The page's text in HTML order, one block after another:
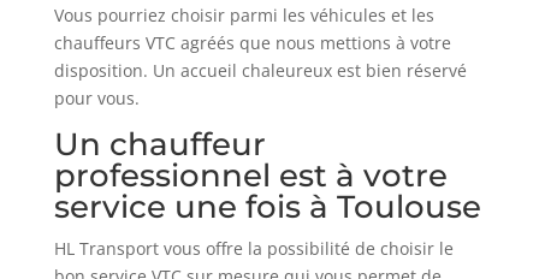
Vous pourriez choisir parmi les véhicules et les
chauffeurs VTC agréés que nous mettions à votre
disposition. Un accueil chaleureux est bien réservé
pour vous.
Un chauffeur
professionnel est à votre
service une fois à Toulouse
HL Transport vous offre la possibilité de choisir le